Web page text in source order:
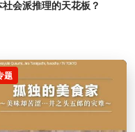
社会派推理的天花板？
题